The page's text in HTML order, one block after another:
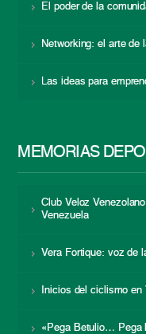
El poder de la
Networking: el arte de
Las ideas para
MEMORIAS
Club Veloz
Venezuela
Vera Fortique: voz de
Inicios del ciclismo en
«Pega Betulio… Pega